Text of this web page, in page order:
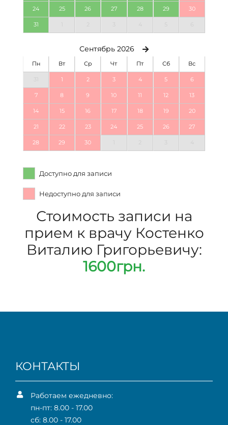
24 25 26 27 28 29 30
31
Сентябрь 2026
Пн Вт Ср Чт Пт Сб Вс
1 2 3 4 5 6
7 8 9 10 11 12 13
14 15 16 17 18 19 20
21 22 23 24 25 26 27
28 29 30
Доступно для записи
Недоступно для записи
Стоимость записи на
прием к врачу Костенко
Виталию Григорьевичу:
1600грн.
КОНТАКТЫ
Работаем ежедневно:
пн-пт: 8.00 - 17.00
сб: 8.00 - 17.00